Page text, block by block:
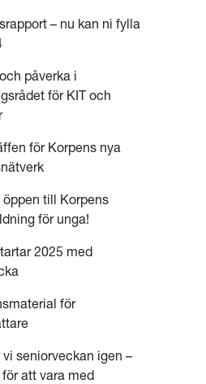
– nu kan ni fylla
påverka i
för KIT och
för Korpens nya
till Korpens
för unga!
2025 med
för
vi seniorveckan igen –
att vara med